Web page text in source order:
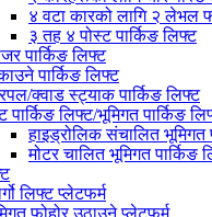
४ वटा कारको लागि २ लेभल
३ तह ४ पोस्ट पार्किङ लिफ्ट
पार्किङ लिफ्ट
पार्किङ लिफ्ट
क्वाड स्ट्याक पार्किङ लिफ्ट
पार्किङ लिफ्ट/भूमिगत पार्किङ
हाइड्रोलिक संचालित भूमिगत
मोटर चालित भूमिगत पार्किङ
लिफ्ट प्लेटफर्म
फोहोर उठाउने प्लेटफर्म